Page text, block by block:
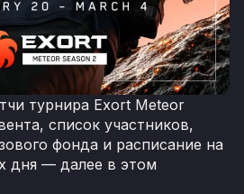
турнира Exort Meteor
список участников,
фонда и расписание на
дня — далее в этом